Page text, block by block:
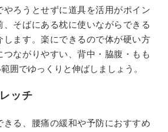
やろうとせずに道具を活用がポイン
、そばにある枕に使いながらできる
します。楽にできるので体が硬い方
つながりやすい、背中・脇腹・もも
囲でゆっくりと伸ばしましょう。
ッチ
きる、腰痛の緩和や予防におすすめ